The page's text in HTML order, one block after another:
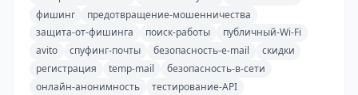
фишинг
предотвращение-мошенничества
защита-от-фишинга
поиск-работы
публичный-Wi-Fi
avito
спуфинг-почты безопасность-e-mail
скидки
регистрация
temp-mail
безопасность-в-сети
онлайн-анонимность
тестирование-API